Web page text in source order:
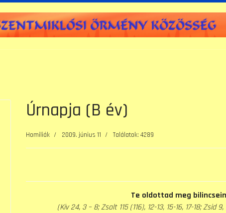
Úrnapja (B év)
Homiliák 2009. június 11 Találatok: 4289
Te oldottad meg
(Kiv 24, 3 – 8; Zsolt 115 (116), 12-13, 15-16, 17-18; Zsid